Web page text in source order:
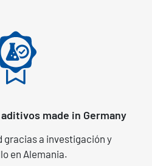
made in Germany
gracias a investigación y
en Alemania.